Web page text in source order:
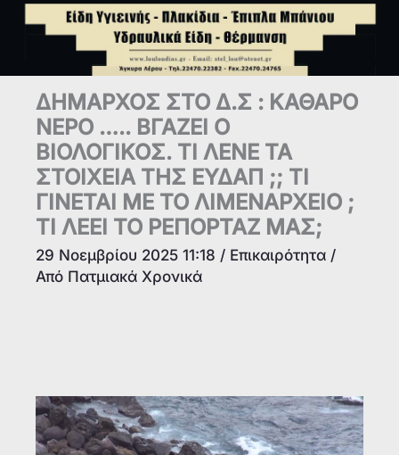
ΔΗΜΑΡΧΟΣ ΣΤΟ Δ.Σ : ΚΑΘΑΡΟ
ΝΕΡΟ ….. ΒΓΑΖΕΙ Ο
ΒΙΟΛΟΓΙΚΟΣ. ΤΙ ΛΕΝΕ ΤΑ
ΣΤΟΙΧΕΙΑ ΤΗΣ ΕΥΔΑΠ ;; ΤΙ
ΓΙΝΕΤΑΙ ΜΕ ΤΟ ΛΙΜΕΝΑΡΧΕΙΟ ;
TI ΛΕΕΙ ΤΟ ΡΕΠΟΡΤΑΖ ΜΑΣ;
29 Νοεμβρίου 2025 11:18 / Επικαιρότητα /
Από Πατμιακά Χρονικά